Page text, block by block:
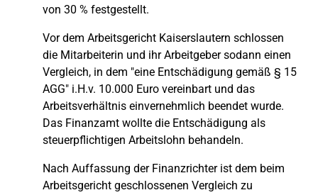
von 30 % festgestellt.
Vor dem Arbeitsgericht Kaiserslautern schlossen
die Mitarbeiterin und ihr Arbeitgeber sodann einen
Vergleich, in dem "eine Entschädigung gemäß § 15
AGG" i.H.v. 10.000 Euro vereinbart und das
Arbeitsverhältnis einvernehmlich beendet wurde.
Das Finanzamt wollte die Entschädigung als
steuerpflichtigen Arbeitslohn behandeln.
Nach Auffassung der Finanzrichter ist dem beim
Arbeitsgericht geschlossenen Vergleich zu